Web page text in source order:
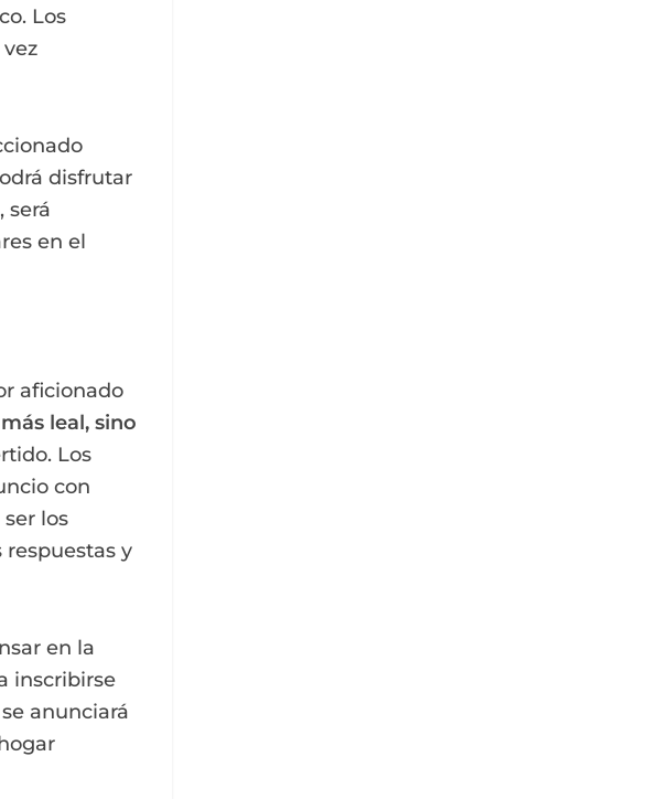
Los
disfrutar
será
en el
aficionado
leal, sino
Los
con
los
respuestas y
en la
inscribirse
anunciará